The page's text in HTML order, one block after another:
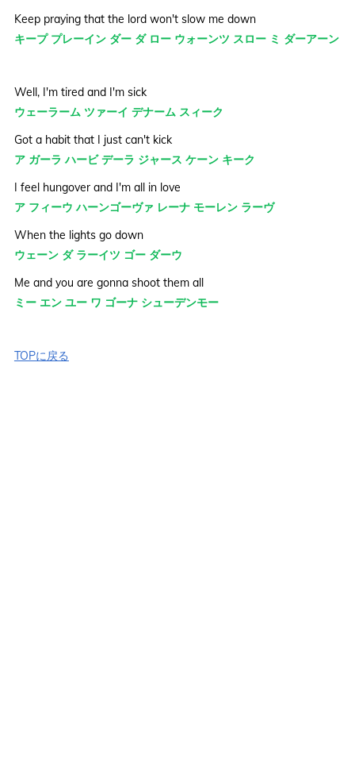
Keep praying that the lord won't slow me down
キープ プレーイン ダー ダ ロー ウォーンツ スロー ミ ダーアーン
Well, I'm tired and I'm sick
ウェーラーム ツァーイ デナーム スィーク
Got a habit that I just can't kick
ア ガーラ ハービ デーラ ジャース ケーン キーク
I feel hungover and I'm all in love
ア フィーウ ハーンゴーヴァ レーナ モーレン ラーヴ
When the lights go down
ウェーン ダ ラーイツ ゴー ダーウ
Me and you are gonna shoot them all
ミー エン ユー ワ ゴーナ シューデンモー
TOPに戻る